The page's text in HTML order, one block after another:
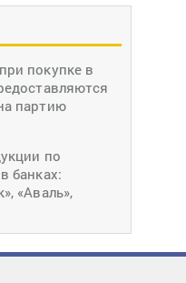
покупке в
партию
по
банках:
«Аваль»,